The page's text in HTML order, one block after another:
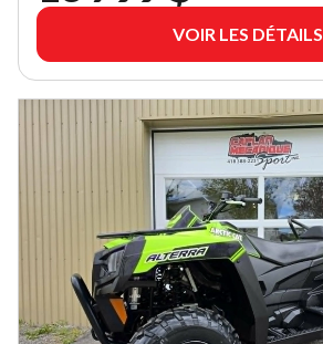
VOIR LES DÉTAILS